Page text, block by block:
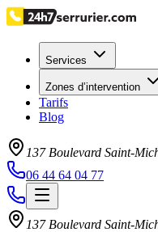
Services
Zones d’intervention
Tarifs
Blog
137 Boulevard Saint-
06 44 64 04 77
137 Boulevard Saint-